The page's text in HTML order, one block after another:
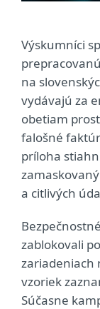
Výskumníci
na
vydávajú za
obetiam
falošné
príloha
a citlivých
zablokovali
zariadeniach
vzoriek
Súčasne